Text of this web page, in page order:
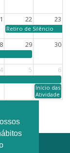
22 23
Retiro de Silêncio
29 30
4 5 6
Início das
Atividades